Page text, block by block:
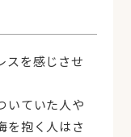
スを感じさせ
いていた人や
を抱く人はさ